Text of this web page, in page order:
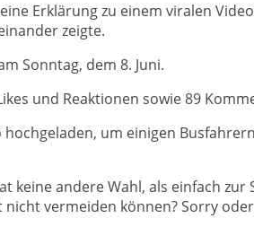
Erklärung zu einem viralen
zeigte.
Sonntag, dem 8. Juni.
und Reaktionen sowie 89
um einigen
keine andere Wahl, als einfach
vermeiden können? Sorry oder